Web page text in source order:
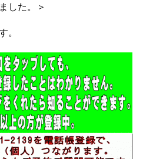
した。＞
。